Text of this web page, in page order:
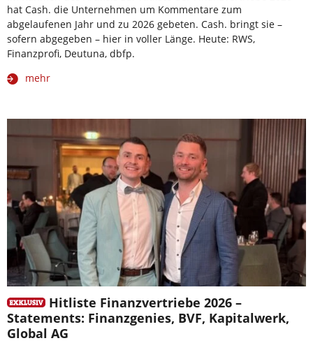
hat Cash. die Unternehmen um Kommentare zum
abgelaufenen Jahr und zu 2026 gebeten. Cash. bringt sie –
sofern abgegeben – hier in voller Länge. Heute: RWS,
Finanzprofi, Deutuna, dbfp.
mehr
Hitliste Finanzvertriebe 2026 –
Statements: Finanzgenies, BVF, Kapitalwerk,
Global AG